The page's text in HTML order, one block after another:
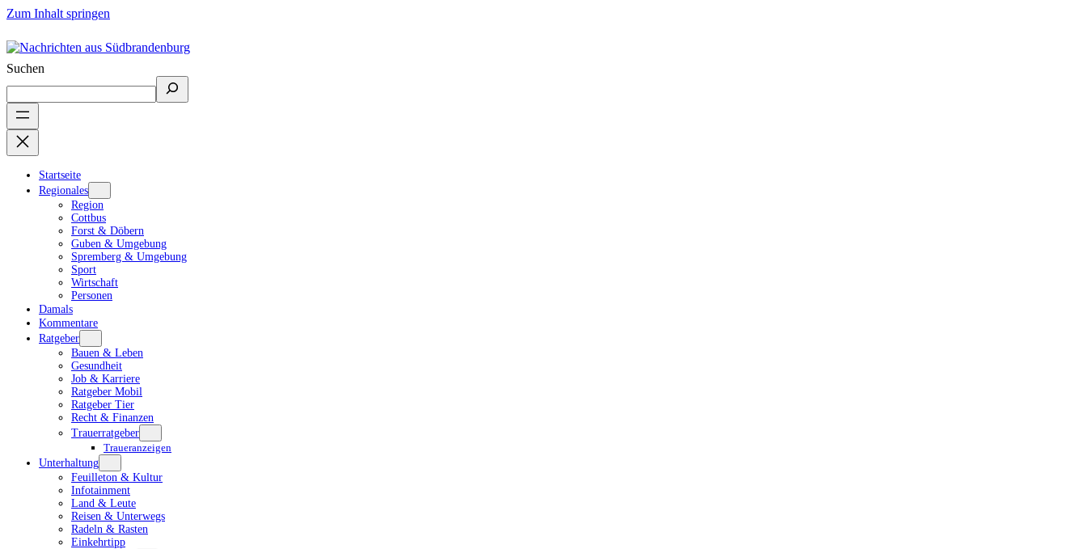
Zum Inhalt springen
Suchen
Startseite
Regionales
Region
Cottbus
Forst & Döbern
Guben & Umgebung
Spremberg & Umgebung
Sport
Wirtschaft
Personen
Damals
Kommentare
Ratgeber
Bauen & Leben
Gesundheit
Job & Karriere
Ratgeber Mobil
Ratgeber Tier
Recht & Finanzen
Trauerratgeber
Traueranzeigen
Unterhaltung
Feuilleton & Kultur
Infotainment
Land & Leute
Reisen & Unterwegs
Radeln & Rasten
Einkehrtipp